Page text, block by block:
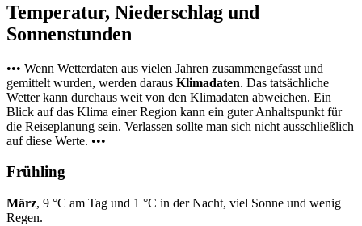
Temperatur, Niederschlag und
Sonnenstunden
••• Wenn Wetterdaten aus vielen Jahren zusammengefasst und
gemittelt wurden, werden daraus Klimadaten. Das tatsächliche
Wetter kann durchaus weit von den Klimadaten abweichen. Ein
Blick auf das Klima einer Region kann ein guter Anhaltspunkt für
die Reiseplanung sein. Verlassen sollte man sich nicht ausschließlich
auf diese Werte. •••
Frühling
März, 9 °C am Tag und 1 °C in der Nacht, viel Sonne und wenig
Regen.